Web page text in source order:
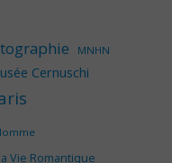
MNHN
Cernuschi
Vie Romantique